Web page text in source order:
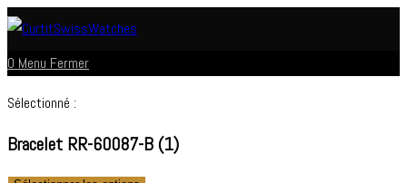
Skip
content
0 Menu Fermer
Sélectionné :
Bracelet RR-60087-B (1)